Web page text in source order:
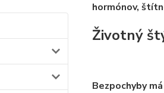
hormónov,
Životný
Bezpochyby